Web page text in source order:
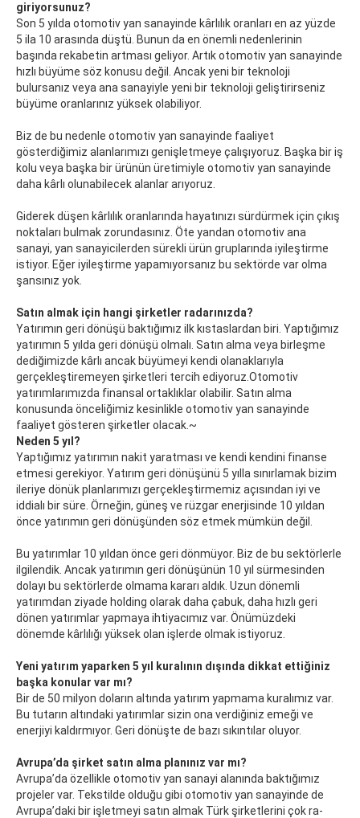
giriyorsunuz?
Son 5 yılda otomotiv yan sanayinde kârlılık oranları en az yüzde
5 ila 10 arasında düştü. Bunun da en önemli nedenlerinin
başında rekabetin artması geliyor. Artık otomotiv yan sanayinde
hızlı büyüme söz konusu değil. Ancak yeni bir teknoloji
bulursanız veya ana sanayiyle yeni bir teknoloji geliştirirseniz
büyüme oranlarınız yüksek olabiliyor.
Biz de bu nedenle otomotiv yan sanayinde faaliyet
gösterdiğimiz alanlarımızı genişletmeye çalışıyoruz. Başka bir iş
kolu veya başka bir ürünün üretimiyle otomotiv yan sanayinde
daha kârlı olunabilecek alanlar arıyoruz.
Giderek düşen kârlılık oranlarında hayatınızı sürdürmek için çıkış
noktaları bulmak zorundasınız. Öte yandan otomotiv ana
sanayi, yan sanayicilerden sürekli ürün gruplarında iyileştirme
istiyor. Eğer iyileştirme yapamıyorsanız bu sektörde var olma
şansınız yok.
Satın almak için hangi şirketler radarınızda?
Yatırımın geri dönüşü baktığımız ilk kıstaslardan biri. Yaptığımız
yatırımın 5 yılda geri dönüşü olmalı. Satın alma veya birleşme
dediğimizde kârlı ancak büyümeyi kendi olanaklarıyla
gerçekleştiremeyen şirketleri tercih ediyoruz.Otomotiv
yatırımlarımızda finansal ortaklıklar olabilir. Satın alma
konusunda önceliğimiz kesinlikle otomotiv yan sanayinde
faaliyet gösteren şirketler olacak.~
Neden 5 yıl?
Yaptığımız yatırımın nakit yaratması ve kendi kendini finanse
etmesi gerekiyor. Yatırım geri dönüşünü 5 yılla sınırlamak bizim
ileriye dönük planlarımızı gerçekleştirmemiz açısından iyi ve
iddialı bir süre. Örneğin, güneş ve rüzgar enerjisinde 10 yıldan
önce yatırımın geri dönüşünden söz etmek mümkün değil.
Bu yatırımlar 10 yıldan önce geri dönmüyor. Biz de bu sektörlerle
ilgilendik. Ancak yatırımın geri dönüşünün 10 yıl sürmesinden
dolayı bu sektörlerde olmama kararı aldık. Uzun dönemli
yatırımdan ziyade holding olarak daha çabuk, daha hızlı geri
dönen yatırımlar yapmaya ihtiyacımız var. Önümüzdeki
dönemde kârlılığı yüksek olan işlerde olmak istiyoruz.
Yeni yatırım yaparken 5 yıl kuralının dışında dikkat ettiğiniz
başka konular var mı?
Bir de 50 milyon doların altında yatırım yapmama kuralımız var.
Bu tutarın altındaki yatırımlar sizin ona verdiğiniz emeği ve
enerjiyi kaldırmıyor. Geri dönüşte de bazı sıkıntılar oluyor.
Avrupa’da şirket satın alma planınız var mı?
Avrupa’da özellikle otomotiv yan sanayi alanında baktığımız
projeler var. Tekstilde olduğu gibi otomotiv yan sanayinde de
Avrupa’daki bir işletmeyi satın almak Türk şirketlerini çok ra-